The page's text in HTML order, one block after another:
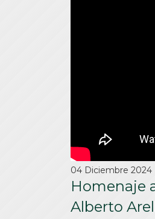
04 Diciembre 2024
Homenaje
Alberto